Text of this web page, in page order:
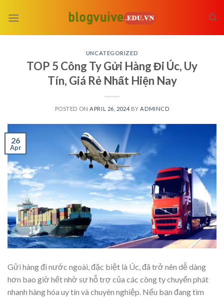
UNCATEGORIZED
TOP 5 Công Ty Gửi Hàng Đi Úc, Uy
Tín, Giá Rẻ Nhất Hiện Nay
POSTED ON APRIL 26, 2024 BY ADMINCD
26
Apr
Gửi hàng đi nước ngoài, đặc biệt là Úc, đã trở nên dễ dàng
hơn bao giờ hết nhờ sự hỗ trợ của các công ty chuyển phát
nhanh hàng hóa uy tín và chuyên nghiệp. Nếu bạn đang tìm